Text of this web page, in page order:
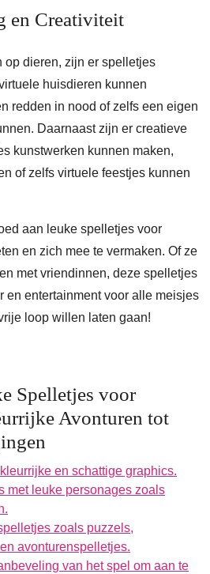
en Creativiteit
op dieren, zijn er spelletjes
huisdieren kunnen
redden in nood of zelfs een eigen
Daarnaast zijn er creatieve
kunstwerken kunnen maken,
of zelfs virtuele feestjes kunnen
aan leuke spelletjes voor
en zich mee te vermaken. Of ze
met vriendinnen, deze spelletjes
en entertainment voor alle meisjes
loop willen laten gaan!
Spelletjes voor
Avonturen tot
en schattige graphics.
met leuke personages zoals
zoals puzzels,
avonturenspelletjes.
van het spel om aan te